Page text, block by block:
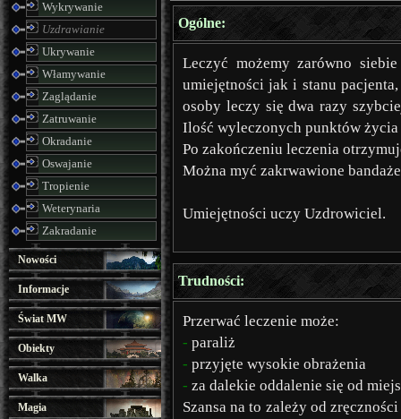
Wykrywanie
Uzdrawianie
Ukrywanie
Włamywanie
Zaglądanie
Zatruwanie
Okradanie
Oswajanie
Tropienie
Weterynaria
Zakradanie
Nowości
Informacje
Świat MW
Obiekty
Walka
Magia
Ogólne:
Leczyć możemy zarówno
umiejętności jak i stanu
osoby leczy się dwa razy
Ilość wyleczonych punktów
Po zakończeniu leczenia
Można myć zakrwawione
Umiejętności uczy Uzdrowiciel.
Trudności:
Przerwać leczenie może:
- paraliż
- przyjęte wysokie obrażenia
- za dalekie oddalenie się od
Szansa na to zależy od